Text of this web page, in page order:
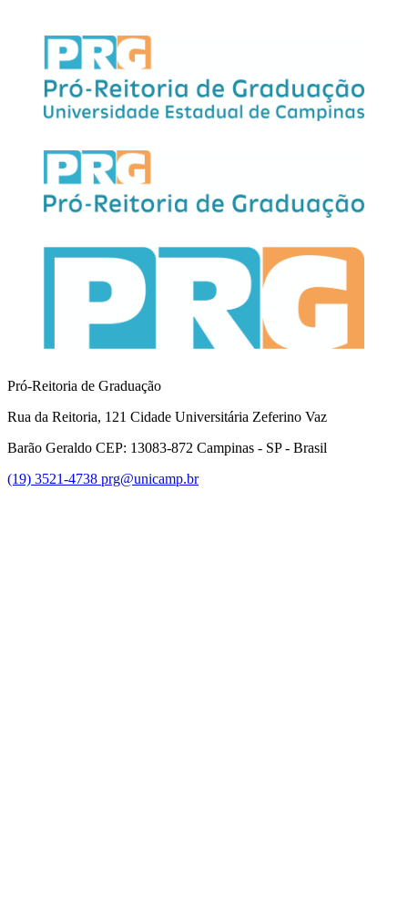
Pró-Reitoria de Graduação
Rua da Reitoria, 121 Cidade Universitária Zeferino Vaz
Barão Geraldo CEP: 13083-872 Campinas - SP - Brasil
(19) 3521-4738 prg@unicamp.br